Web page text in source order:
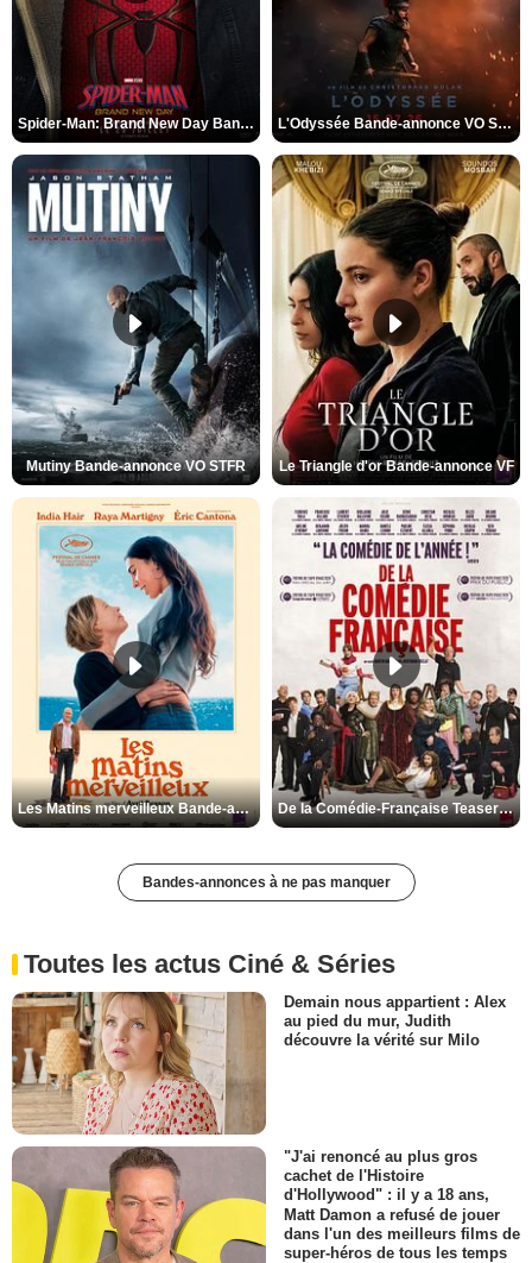
Spider-Man: Brand New Day Bande-annonce VO STFR L'Odyssée Bande-annonce VO STFR
Mutiny Bande-annonce VO STFR Le Triangle d'or Bande-annonce VF
Les Matins merveilleux Bande-annonce VF De la Comédie-Française Teaser VF
Bandes-annonces à ne pas manquer
Toutes les actus Ciné & Séries
Demain nous appartient : Alex
au pied du mur, Judith
découvre la vérité sur Milo
"J'ai renoncé au plus gros
cachet de l'Histoire
d'Hollywood" : il y a 18 ans,
Matt Damon a refusé de jouer
dans l'un des meilleurs films de
super-héros de tous les temps